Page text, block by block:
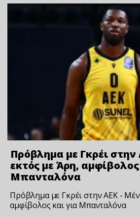
Πρόβλημα με Γκρέι στην
εκτός με Άρη, αμφίβολος
Μπανταλόνα
Πρόβλημα με Γκρέι στην ΑΕΚ -
αμφίβολος και για Μπανταλόνα